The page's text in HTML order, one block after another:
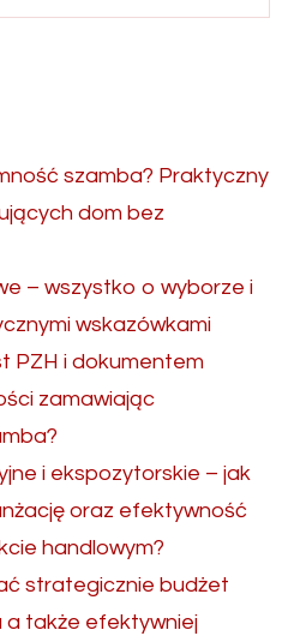
szamba? Praktyczny
dom bez
– wszystko o wyborze i
wskazówkami
PZH i dokumentem
zamawiając
i ekspozytorskie – jak
oraz efektywność
handlowym?
strategicznie budżet
także efektywniej